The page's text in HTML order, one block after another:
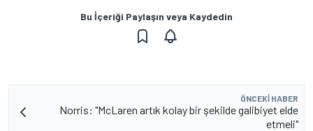
Bu İçeriği Paylaşın veya Kaydedin
ÖNCEKI HABER
Norris: "McLaren artık kolay bir şekilde galibiyet elde
etmeli"